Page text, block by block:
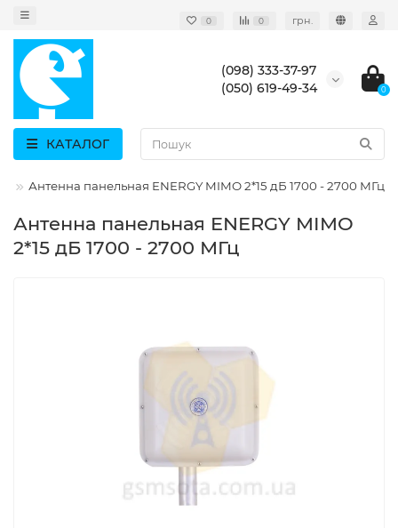
0 0 грн.
(098) 333-37-97
(050) 619-49-34
0
КАТАЛОГ
Антенна панельная ENERGY MIMO 2*15 дБ 1700 - 2700 МГц
Антенна панельная ENERGY MIMO
2*15 дБ 1700 - 2700 МГц